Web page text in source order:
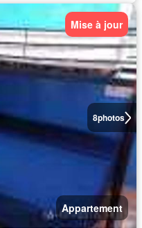
8photos
Mise à jour
Appartement